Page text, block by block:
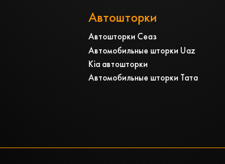
Автошторки
Автошторки Сеаз
Автомобильные шторки Uaz
Kia автошторки
Автомобильные шторки Тата